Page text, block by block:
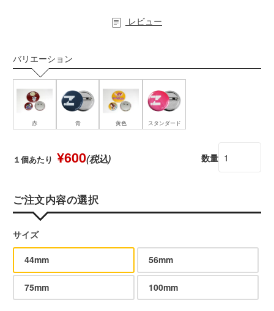
レビュー
バリエーション
赤 青 黄色 スタンダード
１個あたり ¥600(税込) 数量
ご注文内容の選択
サイズ
44mm 56mm
75mm 100mm